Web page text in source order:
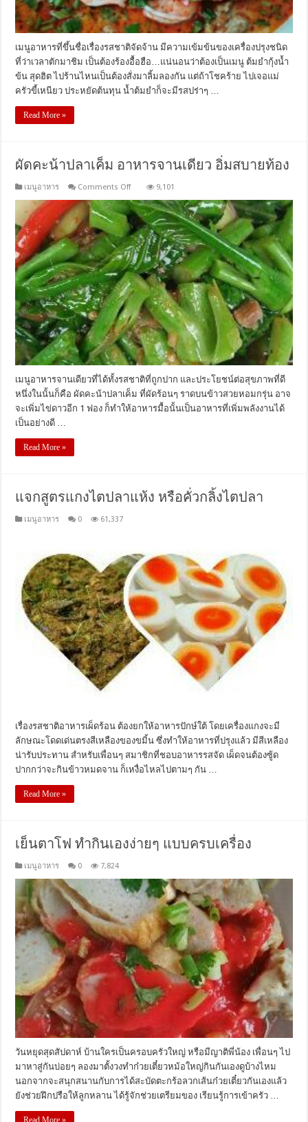
เมนูอาหารที่ขึ้นชื่อเรื่องรสชาติจัดจ้าน มีความเข้มข้นของเครื่องปรุงชนิด
ที่ว่าเวลาตักมาชิม เป็นต้องร้องอื้อฮือ…แน่นอนว่าต้องเป็นเมนู ต้มยำกุ้งน้ำ
ข้น สุดฮิต ไปร้านไหนเป็นต้องสั่งมาลิ้มลองกัน แต่ถ้าโชคร้าย ไปเจอแม่
ครัวขี้เหนียว ประหยัดต้นทุน น้ำต้มยำก็จะมีรสปร่าๆ …
Read More »
ผัดคะน้าปลาเค็ม อาหารจานเดียว อิ่มสบายท้อง
เมนูอาหาร Comments Offon
คะน้า
ปลา
เค็ม
อาหาร
จาน
เดียว
อิ่ม
สบาย
ท้อง
9,101
เมนูอาหารจานเดียวที่ได้ทั้งรสชาติที่ถูกปาก และประโยชน์ต่อสุขภาพที่ดี
หนึ่งในนั้นก็คือ ผัดคะน้าปลาเค็ม ที่ผัดร้อนๆ ราดบนข้าวสวยหอมกรุ่น อาจ
จะเพิ่มไข่ดาวอีก 1 ฟอง ก็ทำให้อาหารมื้อนั้นเป็นอาหารที่เพิ่มพลังงานได้
เป็นอย่างดี …
Read More »
แจกสูตรแกงไตปลาแห้ง หรือคั่วกลิ้งไตปลา
เมนูอาหาร 0 61,337
เรื่องรสชาติอาหารเผ็ดร้อน ต้องยกให้อาหารปักษ์ใต้ โดยเครื่องแกงจะมี
ลักษณะโดดเด่นตรงสีเหลืองของขมิ้น ซึ่งทำให้อาหารที่ปรุงแล้ว มีสีเหลือง
น่ารับประทาน สำหรับเพื่อนๆ สมาชิกที่ชอบอาหารรสจัด เผ็ดจนต้องซู้ด
ปากกว่าจะกินข้าวหมดจาน ก็เหงื่อไหลไปตามๆ กัน …
Read More »
เย็นตาโฟ ทำกินเองง่ายๆ แบบครบเครื่อง
เมนูอาหาร 0 7,824
วันหยุดสุดสัปดาห์ บ้านใครเป็นครอบครัวใหญ่ หรือมีญาติพี่น้อง เพื่อนๆ ไป
มาหาสู่กันบ่อยๆ ลองมาตั้งวงทำก๋วยเตี๋ยวหม้อใหญ่กินกันเองดูบ้างไหม
นอกจากจะสนุกสนานกับการได้สะบัดตะกร้อลวกเส้นก๋วยเตี๋ยวกันเองแล้ว
ยังช่วยฝึกปรือให้ลูกหลาน ได้รู้จักช่วยเตรียมของ เรียนรู้การเข้าครัว …
Read More »